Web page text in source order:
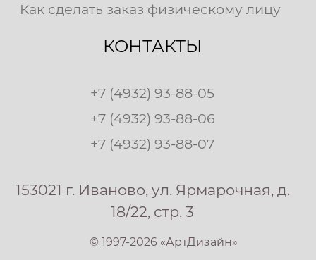
Как сделать заказ физическому лицу
КОНТАКТЫ
+7 (4932) 93-88-05
+7 (4932) 93-88-06
+7 (4932) 93-88-07
153021 г. Иваново, ул. Ярмарочная, д.
18/22, стр. 3
© 1997-2026 «АртДизайн»